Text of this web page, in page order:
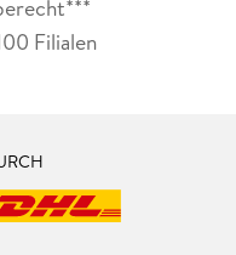
Filialen